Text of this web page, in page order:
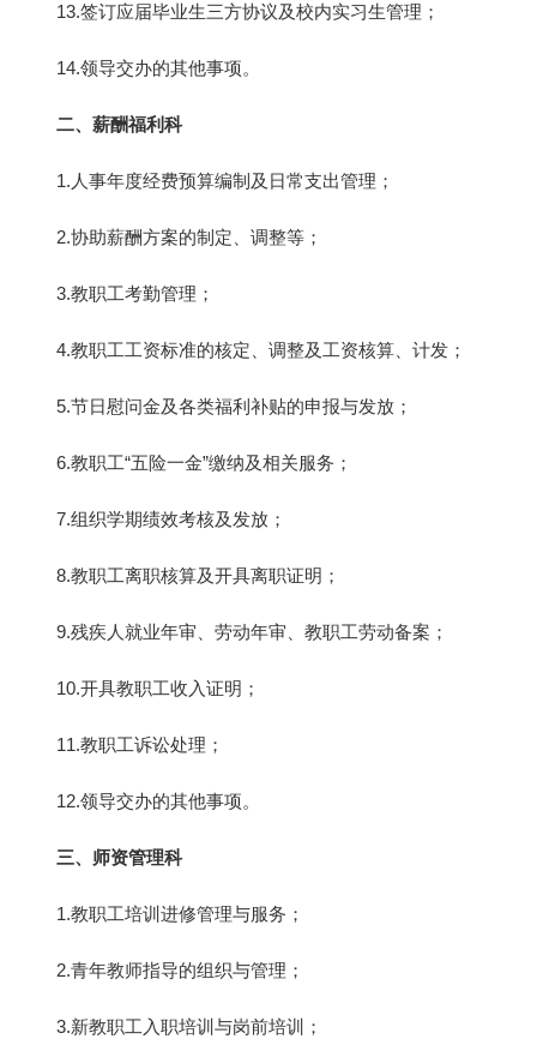
13.签订应届毕业生三方协议及校内实习生管理；
14.领导交办的其他事项。
二、薪酬福利科
1.人事年度经费预算编制及日常支出管理；
2.协助薪酬方案的制定、调整等；
3.教职工考勤管理；
4.教职工工资标准的核定、调整及工资核算、计发；
5.节日慰问金及各类福利补贴的申报与发放；
6.教职工“五险一金”缴纳及相关服务；
7.组织学期绩效考核及发放；
8.教职工离职核算及开具离职证明；
9.残疾人就业年审、劳动年审、教职工劳动备案；
10.开具教职工收入证明；
11.教职工诉讼处理；
12.领导交办的其他事项。
三、师资管理科
1.教职工培训进修管理与服务；
2.青年教师指导的组织与管理；
3.新教职工入职培训与岗前培训；